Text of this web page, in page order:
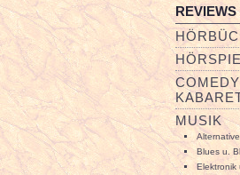
REVIEWS
MUSIK
Alternative
Blues u.
Elektronik